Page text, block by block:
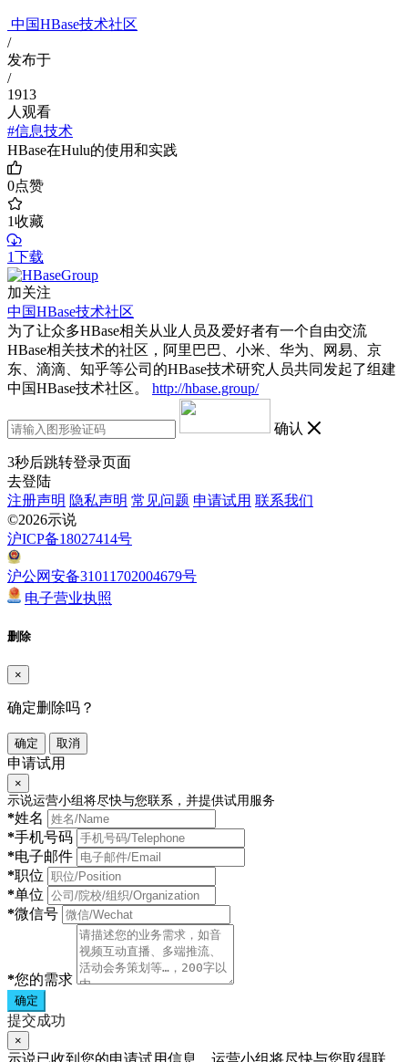
中国HBase技术社区
/
发布于
/
1913
人观看
#信息技术
HBase在Hulu的使用和实践
0点赞
1收藏
1下载
加关注
中国HBase技术社区
为了让众多HBase相关从业人员及爱好者有一个自由交流
HBase相关技术的社区，阿里巴巴、小米、华为、网易、京
东、滴滴、知乎等公司的HBase技术研究人员共同发起了组建
中国HBase技术社区。
http://hbase.group/
确认
3秒后跳转登录页面
去登陆
注册声明 隐私声明 常见问题 申请试用 联系我们
©2026示说
沪ICP备18027414号
沪公网安备31011702004679号
电子营业执照
删除
×
确定删除吗？
确定 取消
申请试用
×
示说运营小组将尽快与您联系，并提供试用服务
*姓名
*手机号码
*电子邮件
*职位
*单位
*微信号
*您的需求
确定
提交成功
×